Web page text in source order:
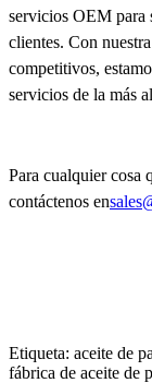
servicios OEM para
clientes. Con
competitivos,
servicios de la más
Para cualquier cosa
contáctenos en
Etiqueta: aceite de
fábrica de aceite de